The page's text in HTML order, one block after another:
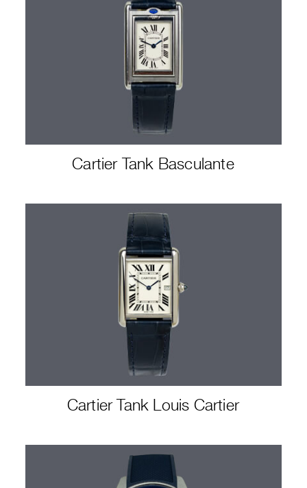
Cartier Tank Basculante
Cartier Tank Louis Cartier